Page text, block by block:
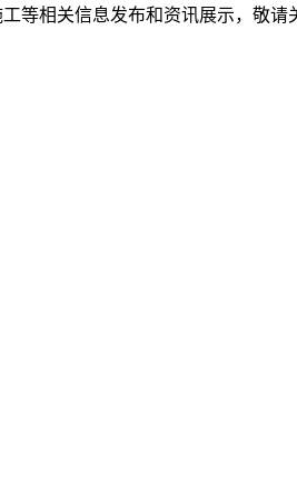
等相关信息发布和资讯展示，敬请